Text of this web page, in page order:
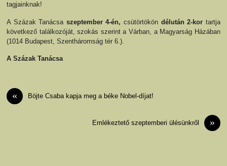
tagjainknak!
A Százak Tanácsa szeptember 4-én, csütörtökön délután 2-kor tartja
következő találkozóját, szokás szerint a Várban, a Magyarság Házában
(1014 Budapest, Szentháromság tér 6.)
A Százak Tanácsa
« Böjte Csaba kapja meg a béke Nobel-díjat!
»
Emlékeztető szeptemberi ülésünkről